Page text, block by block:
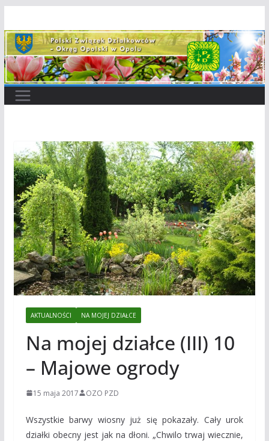
do
treści
AKTUALNOŚCI NA MOJEJ DZIAŁCE
Na mojej działce (III) 10
– Majowe ogrody
15 maja 2017 OZO PZD
Wszystkie barwy wiosny już się pokazały. Cały urok
działki obecny jest jak na dłoni. „Chwilo trwaj wiecznie,